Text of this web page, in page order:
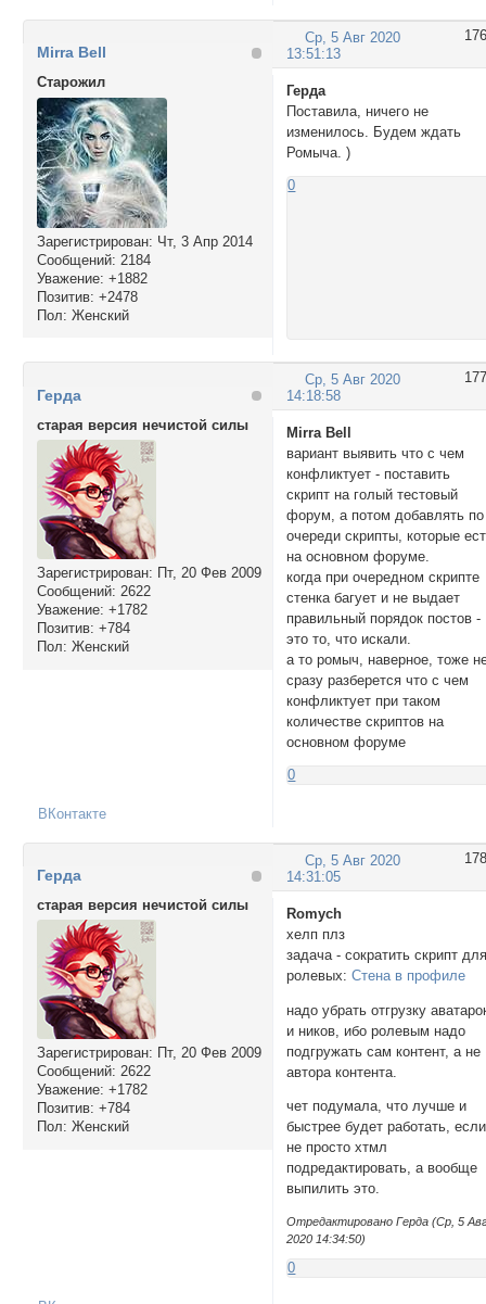
176
Ср, 5 Авг 2020
13:51:13
Mirra Bell
Cтарожил
Зарегистрирован: Чт, 3 Апр 2014
Сообщений: 2184
Уважение: +1882
Позитив: +2478
Пол: Женский
Герда
Поставила, ничего не
изменилось. Будем ждать
Ромыча. )
0
177
Ср, 5 Авг 2020
14:18:58
Герда
старая версия нечистой силы
Зарегистрирован: Пт, 20 Фев 2009
Сообщений: 2622
Уважение: +1782
Позитив: +784
Пол: Женский
Mirra Bell
вариант выявить что с чем
конфликтует - поставить
скрипт на голый тестовый
форум, а потом добавлять по
очереди скрипты, которые
на основном форуме.
когда при очередном скрипте
стенка багует и не выдает
правильный порядок постов -
это то, что искали.
а то ромыч, наверное, тоже
сразу разберется что с чем
конфликтует при таком
количестве скриптов на
основном форуме
0
ВКонтакте
178
Ср, 5 Авг 2020
14:31:05
Герда
старая версия нечистой силы
Зарегистрирован: Пт, 20 Фев 2009
Сообщений: 2622
Уважение: +1782
Позитив: +784
Пол: Женский
Romych
хелп плз
задача - сократить скрипт
ролевых:Стена в профиле
надо убрать отгрузку
и ников, ибо ролевым надо
подгружать сам контент, а не
автора контента.
чет подумала, что лучше и
быстрее будет работать, если
не просто хтмл
подредактировать, а вообще
выпилить это.
Отредактировано Герда (Ср, 5
2020 14:34:50)
0